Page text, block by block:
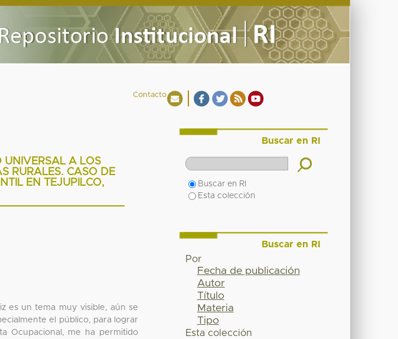
Contacto
UNIVERSAL A LOS
RURALES. CASO DE
EN TEJUPILCO,
es un tema muy visible, aún se
el público, para lograr
Ocupacional, me ha permitido
Buscar en RI
Buscar en RI
Esta colección
Buscar en RI
Por
Fecha de publicación
Autor
Título
Materia
Tipo
Esta colección